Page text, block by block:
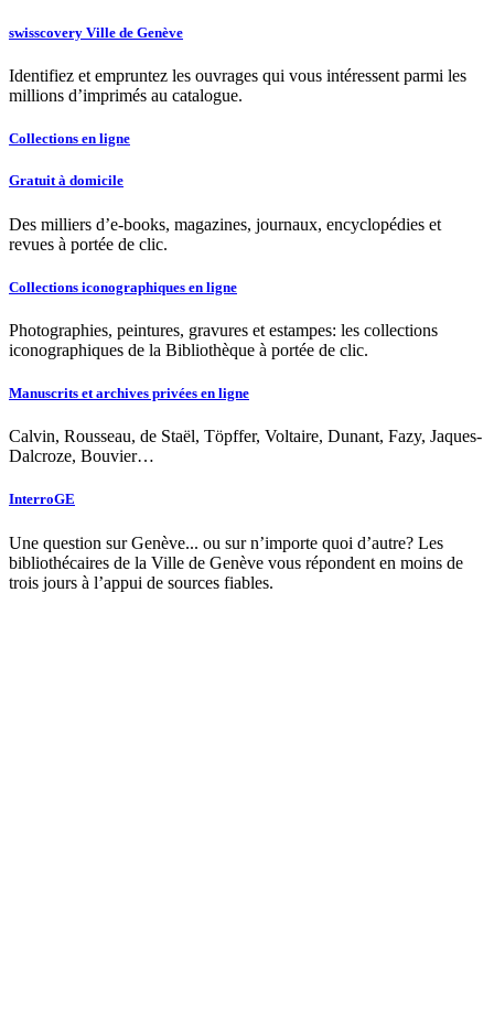
swisscovery Ville de Genève
Identifiez et empruntez les ouvrages qui vous intéressent parmi les
millions d’imprimés au catalogue.
Collections en ligne
Gratuit à domicile
Des milliers d’e-books, magazines, journaux, encyclopédies et
revues à portée de clic.
Collections iconographiques en ligne
Photographies, peintures, gravures et estampes: les collections
iconographiques de la Bibliothèque à portée de clic.
Manuscrits et archives privées en ligne
Calvin, Rousseau, de Staël, Töpffer, Voltaire, Dunant, Fazy, Jaques-
Dalcroze, Bouvier…
InterroGE
Une question sur Genève... ou sur n’importe quoi d’autre? Les
bibliothécaires de la Ville de Genève vous répondent en moins de
trois jours à l’appui de sources fiables.